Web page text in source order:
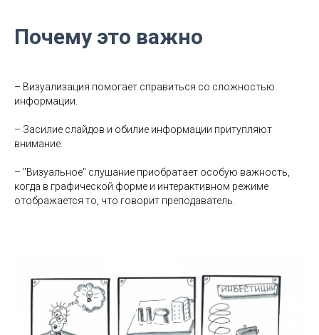
Почему это важно
– Визуализация помогает справиться со сложностью
информации.
– Засилие слайдов и обилие информации притупляют
внимание.
– "Визуальное" слушание приобратает особую важность,
когда в графической форме и интерактивном режиме
отображается то, что говорит преподаватель.